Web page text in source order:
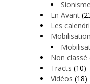
En Avant
Les
Non classé
Tracts (10)
Vidéos (18)